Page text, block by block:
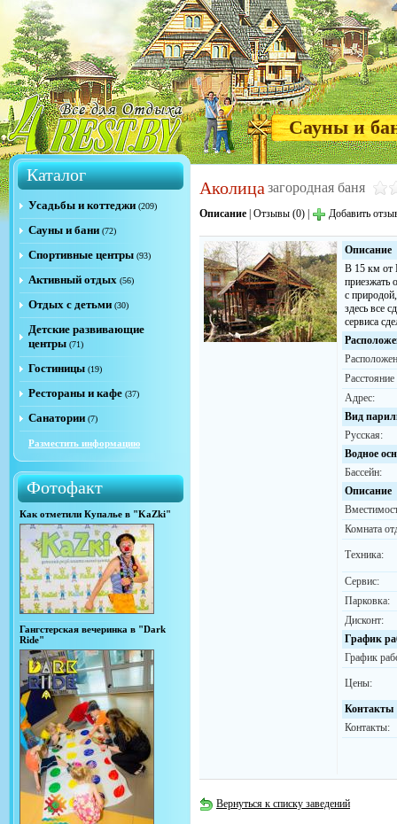
Сауны и
Каталог
Усадьбы и коттеджи (209)
Сауны и бани (72)
Спортивные центры (93)
Активный отдых (56)
Отдых с детьми (30)
Детские развивающие
центры (71)
Гостиницы (19)
Рестораны и кафе (37)
Санатории (7)
Разместить информацию
Фотофакт
Как отметили Купалье в "KaZki"
Гангстерская вечеринка в "Dark
Ride"
Аколица загородная баня
Описание Отзывы (0) Добавить
Описание
В 15 км от
приезжать
с
здесь все
сервиса
Адрес:
Вид
Русская:
Водное
Бассейн:
Описание
Комната
Техника:
Сервис:
Парковка:
Дисконт:
График
График
Цены:
Контакты
Контакты:
Вернуться к списку заведений